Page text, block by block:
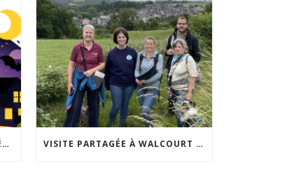
ACCEPTABILITÉ SOCIALE DE L’ÉCLAIRAGE NOCTURNE : LE REPLAY EST DISPONIBLE VISITE PARTAGÉE À WALCOURT : UNE DÉMARCHE PARTICIPATIVE ANIMÉE PAR ESPACE ENVIRONNEMENT